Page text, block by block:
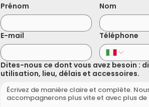
Prénom Nom
E-mail Téléphone
Dites-nous ce dont vous avez besoin :
utilisation, lieu, délais et accessoires.